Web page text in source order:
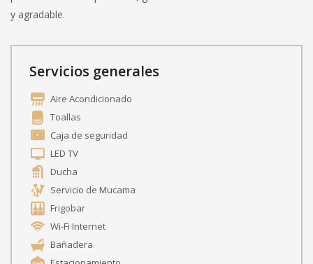
y agradable.
Servicios generales
Aire Acondicionado
Toallas
Caja de seguridad
LED TV
Ducha
Servicio de Mucama
Frigobar
Wi-Fi Internet
Bañadera